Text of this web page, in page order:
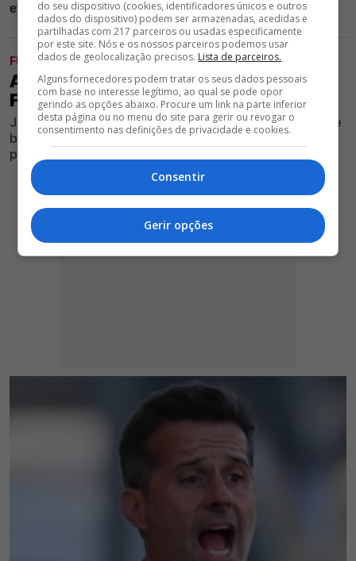
FUTEBOL
ATENÇÃO! REFORÇO DO BENFICA
FALHA DUELO COM O ST. GALLEN
Jogador recentemente contrato pelo Clube vermelho e
branco não vai estar disponível para o encontro da
primeira mão da 2ª eliminatória da Liga Europa
do seu dispositivo (cookies, identificadores únicos e outros
dados do dispositivo) podem ser armazenadas, acedidas e
partilhadas com 217 parceiros ou usadas especificamente
por este site. Nós e os nossos parceiros podemos usar
dados de geolocalização precisos. Lista de parceiros.
Alguns fornecedores podem tratar os seus dados pessoais
com base no interesse legítimo, ao qual se pode opor
gerindo as opções abaixo. Procure um link na parte inferior
desta página ou no menu do site para gerir ou revogar o
consentimento nas definições de privacidade e cookies.
Consentir
Gerir opções